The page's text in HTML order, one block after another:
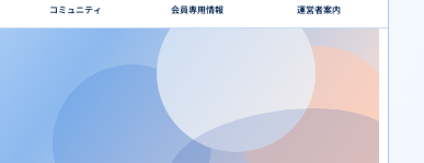
コミュニティ 会員専用情報 運営者案内